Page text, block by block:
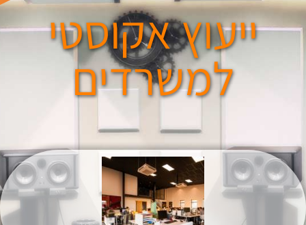
ייעוץ אקוסטי
למשרדים